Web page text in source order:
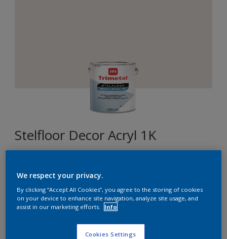
Stelfloor Decor Acryl 1K
Format
5L
We respect your privacy.
By clicking “Accept All Cookies”, you agree to the storing of cookies
on your device to enhance site navigation, analyze site usage, and
assist in our marketing efforts.
Info
Cookies Settings